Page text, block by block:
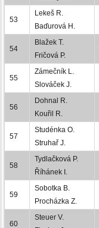
53
Lekeš R.
Baďurová H.
54
Blažek T.
Fričová P.
55
Zámečník L.
Slováček J.
56
Dohnal R.
Kouřil R.
57
Studénka O.
Struhař J.
58
Tydlačková P.
Říhánek I.
59
Sobotka B.
Procházka Z.
60
Steuer V.